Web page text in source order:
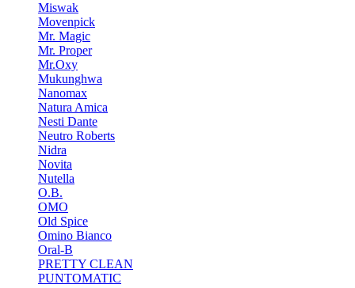
Miswak
Movenpick
Mr. Magic
Mr. Proper
Mr.Oxy
Mukunghwa
Nanomax
Natura Amica
Nesti Dante
Neutro Roberts
Nidra
Novita
Nutella
O.B.
OMO
Old Spice
Omino Bianco
Oral-B
PRETTY CLEAN
PUNTOMATIC